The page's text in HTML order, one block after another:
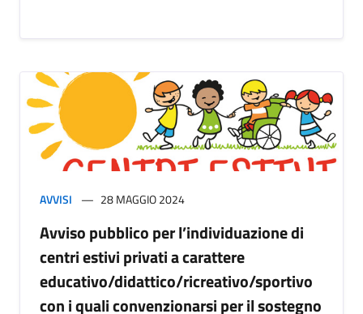
AVVISI 28 MAGGIO 2024
Avviso pubblico per l’individuazione di
centri estivi privati a carattere
educativo/didattico/ricreativo/sportivo
con i quali convenzionarsi per il sostegno